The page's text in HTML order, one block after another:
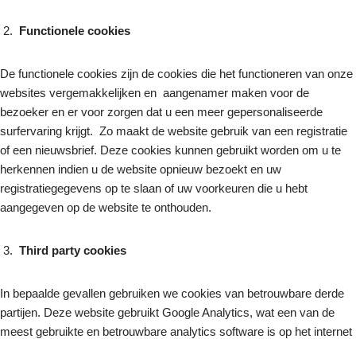
Functionele cookies
De functionele cookies zijn de cookies die het functioneren van onze
websites vergemakkelijken en aangenamer maken voor de
bezoeker en er voor zorgen dat u een meer gepersonaliseerde
surfervaring krijgt. Zo maakt de website gebruik van een registratie
of een nieuwsbrief. Deze cookies kunnen gebruikt worden om u te
herkennen indien u de website opnieuw bezoekt en uw
registratiegegevens op te slaan of uw voorkeuren die u hebt
aangegeven op de website te onthouden.
Third party cookies
In bepaalde gevallen gebruiken we cookies van betrouwbare derde
partijen. Deze website gebruikt Google Analytics, wat een van de
meest gebruikte en betrouwbare analytics software is op het internet
gepersonaliseerde
zien krijgt.